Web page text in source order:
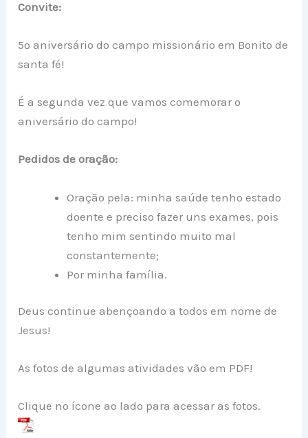
Convite:
5º aniversário do campo missionário em Bonito de
santa fé!
É a segunda vez que vamos comemorar o
aniversário do campo!
Pedidos de oração:
Oração pela: minha saúde tenho estado
doente e preciso fazer uns exames, pois
tenho mim sentindo muito mal
constantemente;
Por minha família.
Deus continue abençoando a todos em nome de
Jesus!
As fotos de algumas atividades vão em PDF!
Clique no ícone ao lado para acessar as fotos.